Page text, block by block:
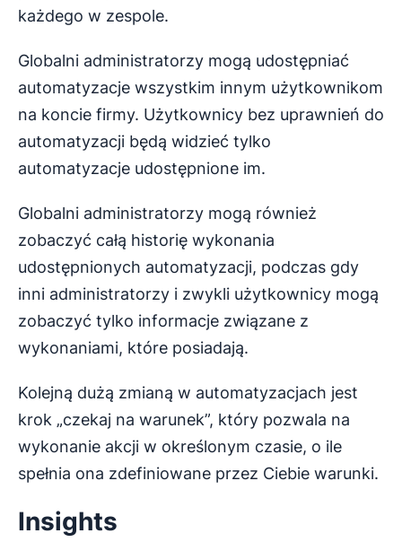
każdego w zespole.
Globalni administratorzy mogą udostępniać
automatyzacje wszystkim innym użytkownikom
na koncie firmy. Użytkownicy bez uprawnień do
automatyzacji będą widzieć tylko
automatyzacje udostępnione im.
Globalni administratorzy mogą również
zobaczyć całą historię wykonania
udostępnionych automatyzacji, podczas gdy
inni administratorzy i zwykli użytkownicy mogą
zobaczyć tylko informacje związane z
wykonaniami, które posiadają.
Kolejną dużą zmianą w automatyzacjach jest
krok „czekaj na warunek”, który pozwala na
wykonanie akcji w określonym czasie, o ile
spełnia ona zdefiniowane przez Ciebie warunki.
Insights